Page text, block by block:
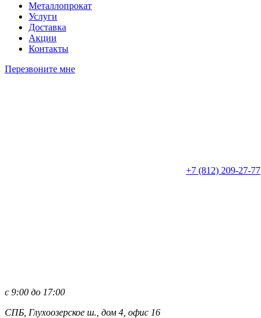
Металлопрокат
Услуги
Доставка
Акции
Контакты
Перезвоните мне
+7 (812) 209-27-77
с 9:00 до 17:00
СПБ, Глухоозерское ш., дом 4, офис 16